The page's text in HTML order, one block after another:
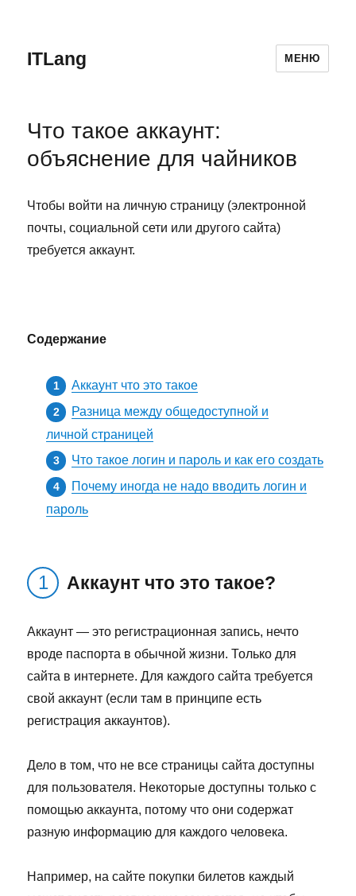
ITLang МЕНЮ
Что такое аккаунт:
объяснение для чайников
Чтобы войти на личную страницу (электронной
почты, социальной сети или другого сайта)
требуется аккаунт.
Содержание
Аккаунт что это такое
Разница между общедоступной и
личной страницей
Что такое логин и пароль и как его создать
Почему иногда не надо вводить логин и
пароль
Аккаунт что это такое?
Аккаунт — это регистрационная запись, нечто
вроде паспорта в обычной жизни. Только для
сайта в интернете. Для каждого сайта требуется
свой аккаунт (если там в принципе есть
регистрация аккаунтов).
Дело в том, что не все страницы сайта доступны
для пользователя. Некоторые доступны только с
помощью аккаунта, потому что они содержат
разную информацию для каждого человека.
Например, на сайте покупки билетов каждый